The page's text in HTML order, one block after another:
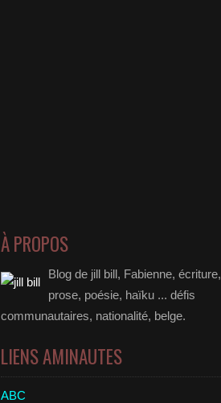
À PROPOS
Blog de jill bill, Fabienne, écriture,
prose, poésie, haïku ... défis
communautaires, nationalité, belge.
LIENS AMINAUTES
ABC